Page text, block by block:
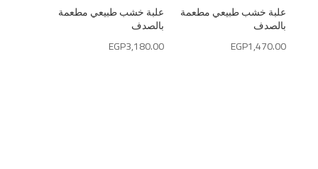
علبة خشب طبيعي مطعمة
بالصدف
EGP3,180.00
علبة خشب طبيعي مطعمة
بالصدف
EGP1,470.00